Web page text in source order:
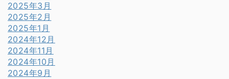
2025年3月
2025年2月
2025年1月
2024年12月
2024年11月
2024年10月
2024年9月